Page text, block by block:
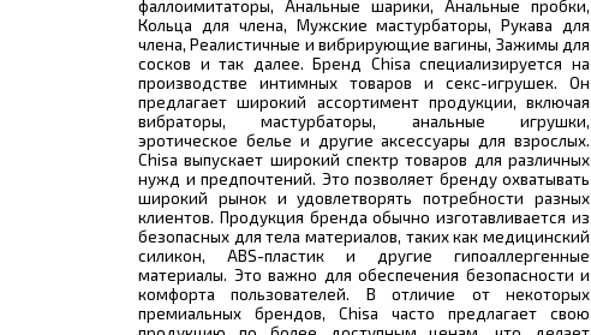
фаллоимитаторы, Анальные шарики, Анальные пробки,
Кольца для члена, Мужские мастурбаторы, Рукава для
члена, Реалистичные и вибрирующие вагины, Зажимы для
сосков и так далее. Бренд Chisa специализируется на
производстве интимных товаров и секс-игрушек. Он
предлагает широкий ассортимент продукции, включая
вибраторы, мастурбаторы, анальные игрушки,
эротическое белье и другие аксессуары для взрослых.
Chisa выпускает широкий спектр товаров для различных
нужд и предпочтений. Это позволяет бренду охватывать
широкий рынок и удовлетворять потребности разных
клиентов. Продукция бренда обычно изготавливается из
безопасных для тела материалов, таких как медицинский
силикон, ABS-пластик и другие гипоаллергенные
материалы. Это важно для обеспечения безопасности и
комфорта пользователей. В отличие от некоторых
премиальных брендов, Chisa часто предлагает свою